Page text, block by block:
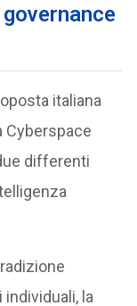
italiana
Cyberspace
differenti
la